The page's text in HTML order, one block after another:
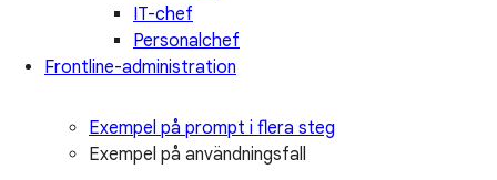
IT-chef
Personalchef
Frontline-administration
Exempel på prompt i flera steg
Exempel på användningsfall